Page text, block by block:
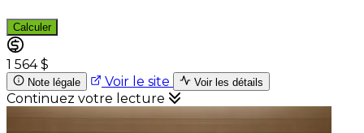
Calculer
1 564 $
Note légale Voir le site Voir les détails
Continuez votre lecture